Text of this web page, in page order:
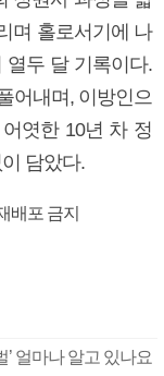
며 홀로서기에 나
열두 달 기록이다.
어내며, 이방인으
엿한 10년 차 정
담았다.
배포 금지
’ 얼마나 알고 있나요